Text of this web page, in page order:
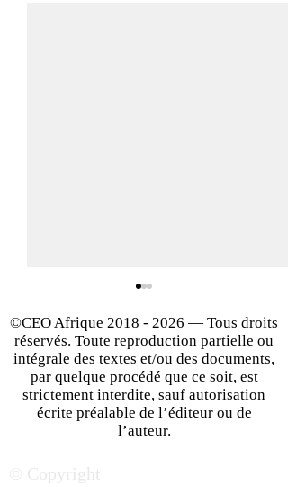
L’Afrique du Sud, un géant
aura auprès des
©CEO Afrique 2018 - 2026 — Tous droits
réservés. Toute reproduction partielle ou
intégrale des textes et/ou des documents,
par quelque procédé que ce soit, est
strictement interdite, sauf autorisation
écrite préalable de l’éditeur ou de
l’auteur.
© Copyright